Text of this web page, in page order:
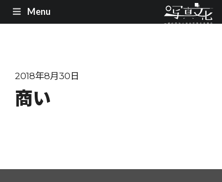
Menu
2018年8月30日
商い